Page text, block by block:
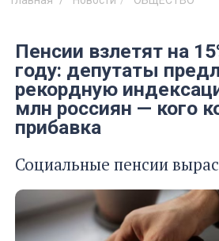
Пенсии взлетят на
году: депутаты
рекордную
млн россиян — кого
прибавка
Социальные пенсии